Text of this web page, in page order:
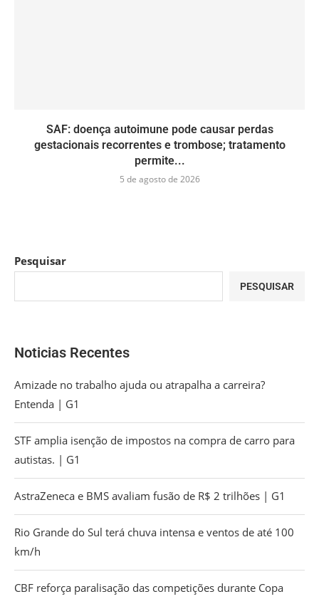
SAF: doença autoimune pode causar perdas
gestacionais recorrentes e trombose; tratamento
permite...
5 de agosto de 2026
Pesquisar
PESQUISAR
Noticias Recentes
Amizade no trabalho ajuda ou atrapalha a carreira?
Entenda | G1
STF amplia isenção de impostos na compra de carro para
autistas. | G1
AstraZeneca e BMS avaliam fusão de R$ 2 trilhões | G1
Rio Grande do Sul terá chuva intensa e ventos de até 100
km/h
CBF reforça paralisação das competições durante Copa